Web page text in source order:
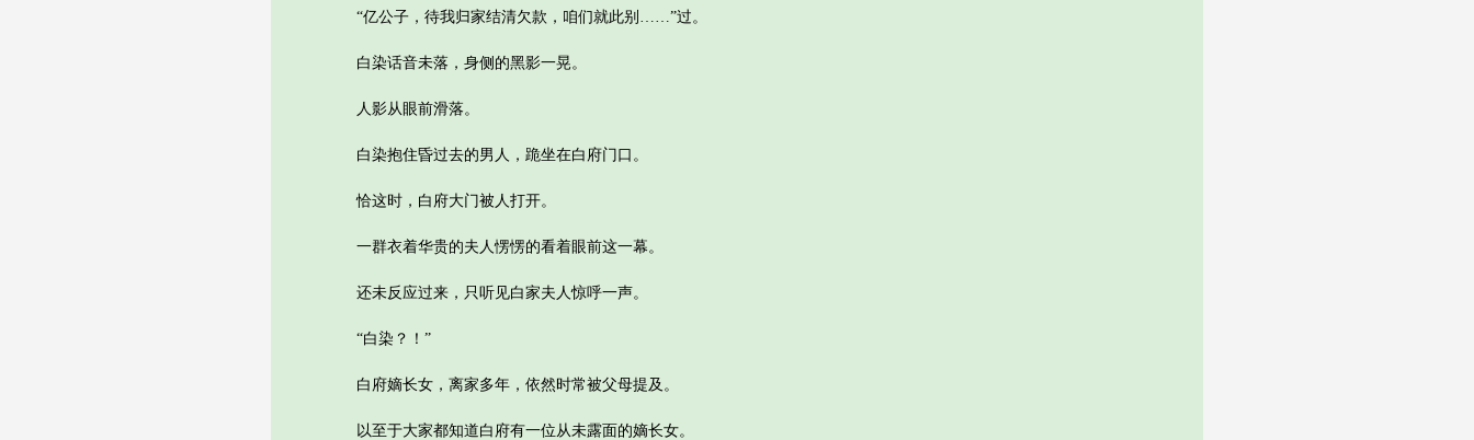
“亿公子，待我归家结清欠款，咱们就此别……”过。
白染话音未落，身侧的黑影一晃。
人影从眼前滑落。
白染抱住昏过去的男人，跪坐在白府门口。
恰这时，白府大门被人打开。
一群衣着华贵的夫人愣愣的看着眼前这一幕。
还未反应过来，只听见白家夫人惊呼一声。
“白染？！”
白府嫡长女，离家多年，依然时常被父母提及。
以至于大家都知道白府有一位从未露面的嫡长女。